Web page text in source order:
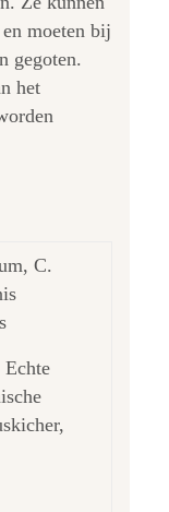
moeten bij
gegoten.
het
C.
Echte